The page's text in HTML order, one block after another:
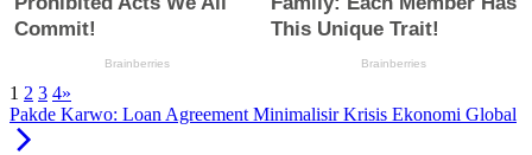
1 2 3 4»
Pakde Karwo: Loan Agreement Minimalisir Krisis Ekonomi Global